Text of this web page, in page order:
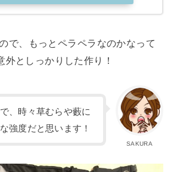
で、もっとペラペラなのかなって
外としっかりした作り！
SAKURA
、時々草むらや藪に
強度だと思います！